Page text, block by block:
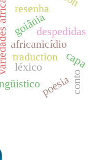
africanicídio
goiânia
resenha
despedidas
traduction
léxico
poesia
capa
conto